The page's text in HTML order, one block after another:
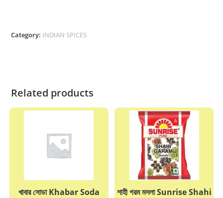
Methi
Category: INDIAN SPICES
Related products
খাবার সোডা Khabar Soda
শাহী গরম মসলা Sunrise Shahi